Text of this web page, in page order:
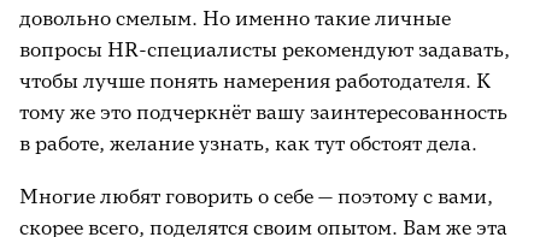
довольно смелым. Но именно такие личные
вопросы HR-специалисты рекомендуют задавать,
чтобы лучше понять намерения работодателя. К
тому же это подчеркнёт вашу заинтересованность
в работе, желание узнать, как тут обстоят дела.
Многие любят говорить о себе — поэтому с вами,
скорее всего, поделятся своим опытом. Вам же эта